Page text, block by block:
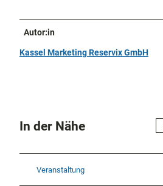
Autor:in
Kassel Marketing Reservix GmbH
In der Nähe
Veranstaltung